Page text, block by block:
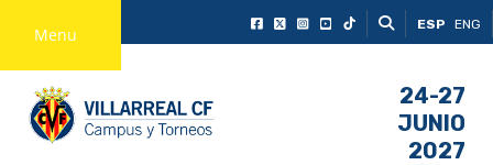
Menu ESP ENG
24-27
JUNIO
2027